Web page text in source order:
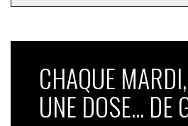
CHAQUE
UNE DOSE... DE